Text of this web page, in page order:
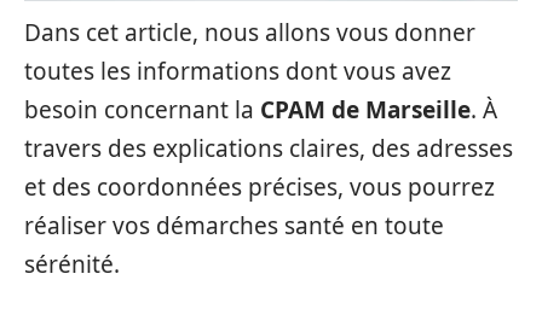
Dans cet article, nous allons vous donner
toutes les informations dont vous avez
besoin concernant la CPAM de Marseille. À
travers des explications claires, des adresses
et des coordonnées précises, vous pourrez
réaliser vos démarches santé en toute
sérénité.